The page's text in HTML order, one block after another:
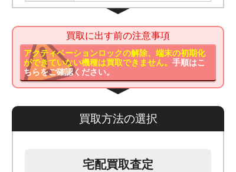
買取に出す前の注意事項
アクティベーションロックの解除、端末の初期化
ができていない機種は買取できません。手順はこ
ちらをご確認ください。
買取方法の選択
宅配買取査定